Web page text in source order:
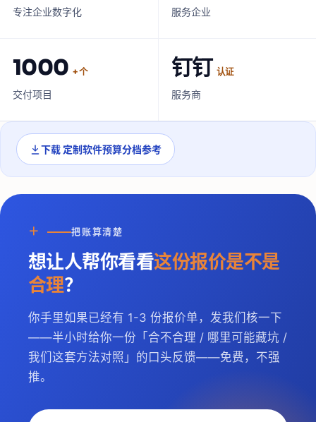
专注企业数字化 服务企业
1000 + 个
交付项目
钉钉 认证
服务商
下载 定制软件预算分档参考
＋ 把账算清楚
想让人帮你看看这份报价是不是
合理？
你手里如果已经有 1-3 份报价单，发我们核一下
——半小时给你一份「合不合理 / 哪里可能藏坑 /
我们这套方法对照」的口头反馈——免费，不强
推。